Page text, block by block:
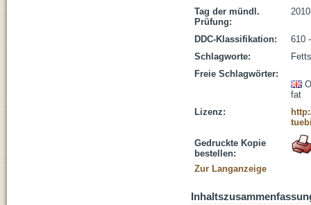
Tag der mündl.
Prüfung:
DDC-Klassifikation:
610
Schlagworte:
Freie Schlagwörter:
fat
Lizenz:
Gedruckte Kopie
bestellen:
Zur Langanzeige